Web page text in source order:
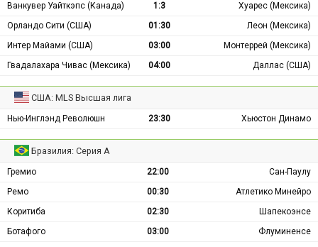
Ванкувер Уайткэпс (Канада) 1:3
Хуарес (Мексика)
Орландо Сити (США)
01:30
Леон (Мексика)
Интер Майами (США)
03:00
Монтеррей (Мексика)
Гвадалахара Чивас (Мексика)
04:00 Даллас (США)
США: MLS Высшая лига
Нью-Инглэнд Революшн 23:30 Хьюстон Динамо
Бразилия: Серия А
Гремио 22:00
Сан-Паулу
Ремо
00:30
Атлетико Минейро
Коритиба
02:30
Шапекоэнсе
Ботафого
03:00 Флуминенсе